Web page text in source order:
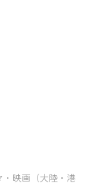
・映画（大陸・港